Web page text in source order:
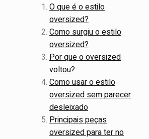
O que é o estilo
oversized?
Como surgiu o estilo
oversized?
Por que o oversized
voltou?
Como usar o estilo
oversized sem parecer
desleixado
Principais peças
oversized para ter no